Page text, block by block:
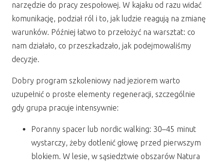
narzędzie do pracy zespołowej. W kajaku od razu widać
komunikację, podział ról i to, jak ludzie reagują na zmianę
warunków. Później łatwo to przełożyć na warsztat: co
nam działało, co przeszkadzało, jak podejmowaliśmy
decyzje.
Dobry program szkoleniowy nad jeziorem warto
uzupełnić o proste elementy regeneracji, szczególnie
gdy grupa pracuje intensywnie:
Poranny spacer lub nordic walking: 30–45 minut
wystarczy, żeby dotlenić głowę przed pierwszym
blokiem. W lesie, w sąsiedztwie obszarów Natura